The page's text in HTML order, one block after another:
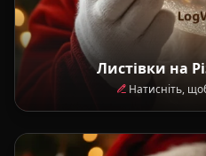
Листівки на
Натисніть,